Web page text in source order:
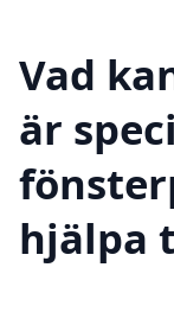
Vad
är
hjälpa